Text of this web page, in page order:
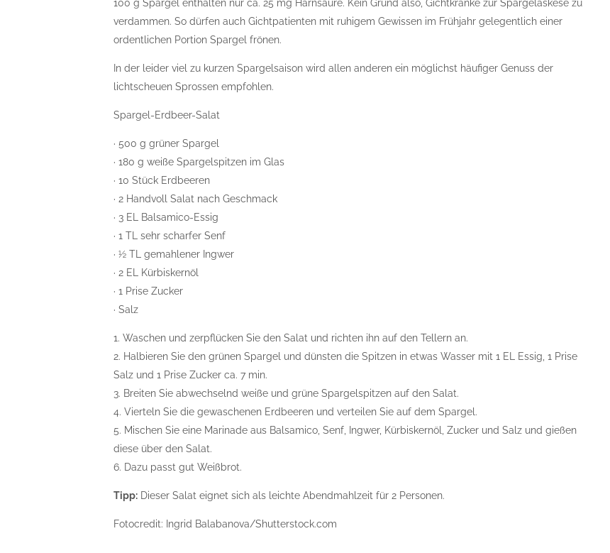
100 g Spargel enthalten nur ca. 25 mg Harnsäure. Kein Grund also, Gichtkranke zur Spargelaskese zu
verdammen. So dürfen auch Gichtpatienten mit ruhigem Gewissen im Frühjahr gelegentlich einer
ordentlichen Portion Spargel frönen.
In der leider viel zu kurzen Spargelsaison wird allen anderen ein möglichst häufiger Genuss der
lichtscheuen Sprossen empfohlen.
Spargel-Erdbeer-Salat
· 500 g grüner Spargel
· 180 g weiße Spargelspitzen im Glas
· 10 Stück Erdbeeren
· 2 Handvoll Salat nach Geschmack
· 3 EL Balsamico-Essig
· 1 TL sehr scharfer Senf
· ½ TL gemahlener Ingwer
· 2 EL Kürbiskernöl
· 1 Prise Zucker
· Salz
1. Waschen und zerpflücken Sie den Salat und richten ihn auf den Tellern an.
2. Halbieren Sie den grünen Spargel und dünsten die Spitzen in etwas Wasser mit 1 EL Essig, 1 Prise
Salz und 1 Prise Zucker ca. 7 min.
3. Breiten Sie abwechselnd weiße und grüne Spargelspitzen auf den Salat.
4. Vierteln Sie die gewaschenen Erdbeeren und verteilen Sie auf dem Spargel.
5. Mischen Sie eine Marinade aus Balsamico, Senf, Ingwer, Kürbiskernöl, Zucker und Salz und gießen
diese über den Salat.
6. Dazu passt gut Weißbrot.
Tipp: Dieser Salat eignet sich als leichte Abendmahlzeit für 2 Personen.
Fotocredit: Ingrid Balabanova/Shutterstock.com